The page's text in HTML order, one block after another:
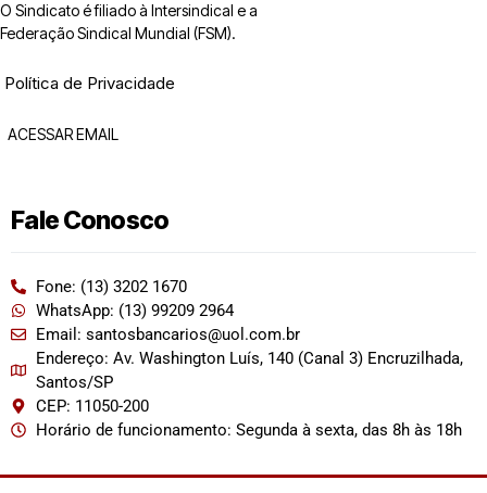
O Sindicato é filiado à Intersindical e a
Federação Sindical Mundial (FSM).
Política de Privacidade
ACESSAR EMAIL
Fale Conosco
Fone: (13) 3202 1670
WhatsApp: (13) 99209 2964
Email: santosbancarios@uol.com.br
Endereço: Av. Washington Luís, 140 (Canal 3) Encruzilhada,
Santos/SP
CEP: 11050-200
Horário de funcionamento: Segunda à sexta, das 8h às 18h